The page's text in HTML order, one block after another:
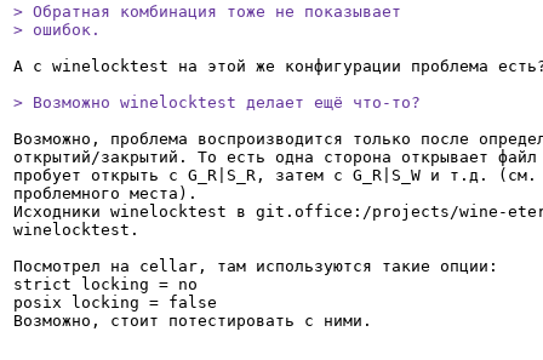
> Обратная комбинация тоже не показывает
> ошибок.
А с winelocktest на этой же конфигурации проблема
> Возможно winelocktest делает ещё что-то?
Возможно, проблема воспроизводится только после
открытий/закрытий. То есть одна сторона открывает
пробует открыть с G_R|S_R, затем с G_R|S_W и т.д. (см.
проблемного места).
Исходники winelocktest в git.office:/projects/wine-
winelocktest.
Посмотрел на cellar, там используются такие опции:
strict locking = no
posix locking = false